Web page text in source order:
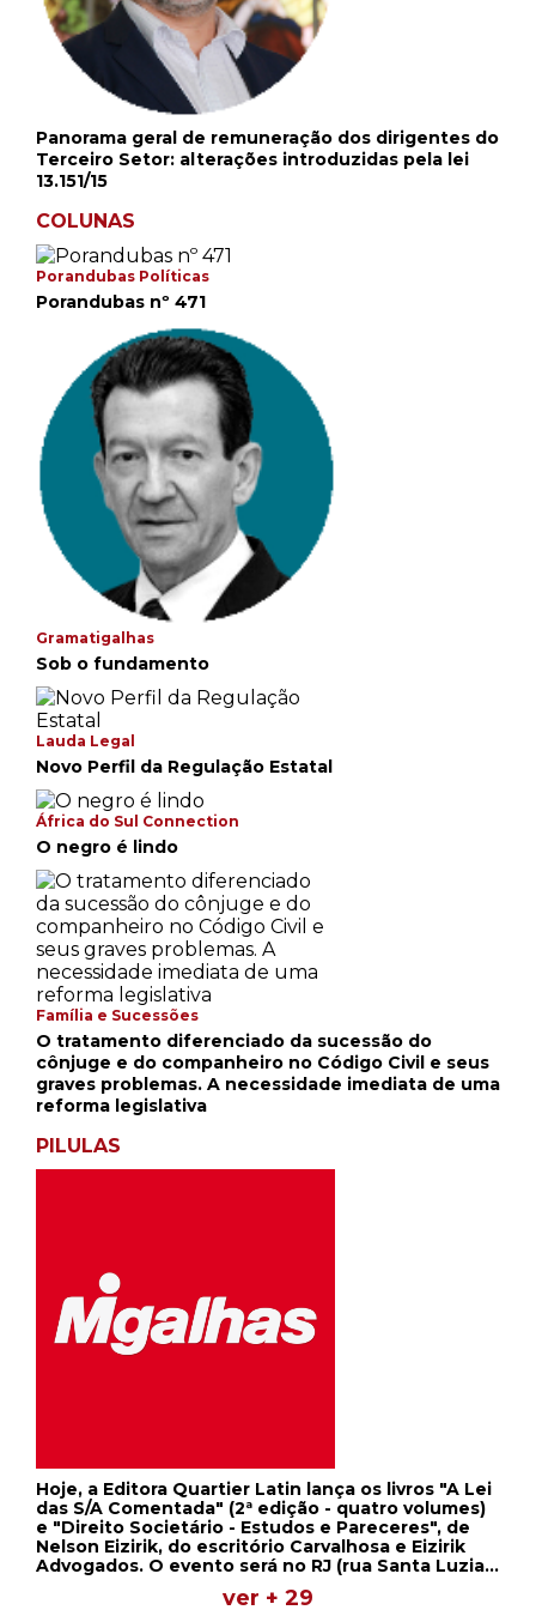
Panorama geral de remuneração dos dirigentes do
Terceiro Setor: alterações introduzidas pela lei
13.151/15
COLUNAS
Porandubas Políticas
Porandubas nº 471
Gramatigalhas
Sob o fundamento
Lauda Legal
Novo Perfil da Regulação Estatal
África do Sul Connection
O negro é lindo
Família e Sucessões
O tratamento diferenciado da sucessão do
cônjuge e do companheiro no Código Civil e seus
graves problemas. A necessidade imediata de uma
reforma legislativa
PILULAS
Hoje, a Editora Quartier Latin lança os livros "A Lei
das S/A Comentada" (2ª edição - quatro volumes)
e "Direito Societário - Estudos e Pareceres", de
Nelson Eizirik, do escritório Carvalhosa e Eizirik
Advogados. O evento será no RJ (rua Santa Luzia,
651, 34º andar), das 18 às 21h. Amanhã, o evento
será em SP (rua José Maria Lisboa, 1.139), das 18 às
ver + 29